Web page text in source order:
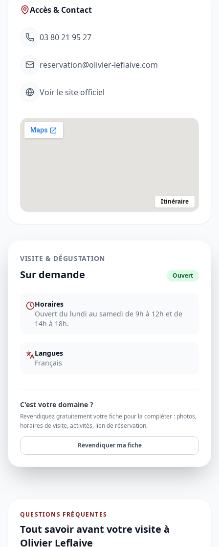
Accès & Contact
03 80 21 95 27
reservation@olivier-leflaive.com
Voir le site officiel
Itinéraire
VISITE & DÉGUSTATION
Sur demande Ouvert
Horaires
Ouvert du lundi au samedi de 9h à 12h et de
14h à 18h.
Langues
Français
C'est votre domaine ?
Revendiquez gratuitement votre fiche pour la compléter : photos,
horaires de visite, activités, lien de réservation.
Revendiquer ma fiche
QUESTIONS FRÉQUENTES
Tout savoir avant votre visite à
Olivier Leflaive